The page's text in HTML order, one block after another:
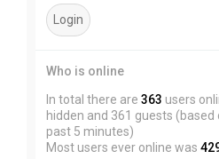
Who is online
In total there are 363 users
hidden and 361 guests
past 5 minutes)
Most users ever online was